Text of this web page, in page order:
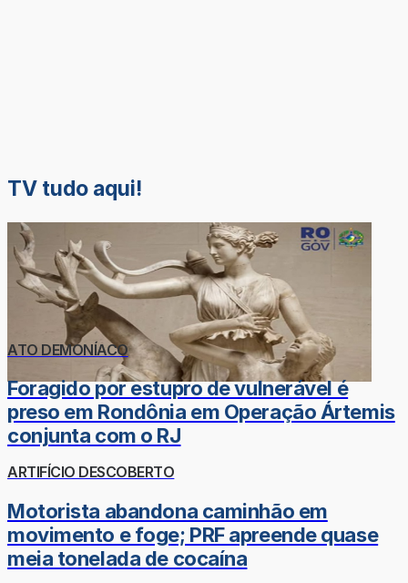
TV tudo aqui!
ATO DEMONÍACO
Foragido por estupro de vulnerável é
preso em Rondônia em Operação Ártemis
conjunta com o RJ
ARTIFÍCIO DESCOBERTO
Motorista abandona caminhão em
movimento e foge; PRF apreende quase
meia tonelada de cocaína